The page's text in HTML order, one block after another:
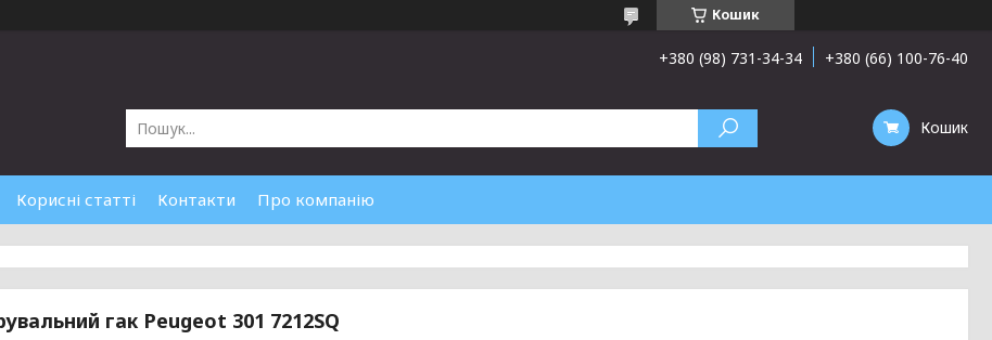
Кошик
+380 (98) 731-34-34 +380 (66) 100-76-40
Кошик
Корисні статті Контакти Про компанію
гак Peugeot 301 7212SQ